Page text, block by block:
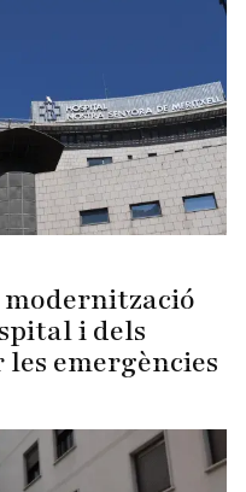
i dels
emergències